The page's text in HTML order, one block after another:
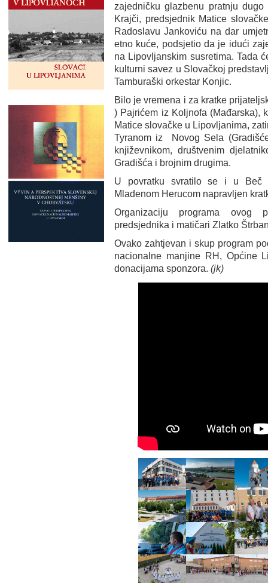
zajedničku glazbenu pratnju
Krajči, predsjednik Matice
Radoslavu Jankoviću na dar
etno kuće, podsjetio da je idući
na Lipovljanskim susretima. Tada
kulturni savez u Slovačkoj
Tamburaški orkestar Konjic.
Bilo je vremena i za kratke
) Pajrićem iz Koljnofa (Mađarska),
Matice slovačke u Lipovljanima,
Tyranom iz Novog Sela
književnikom, društvenim
Gradišća i brojnim drugima.
U povratku svratilo se i u Beč
Mladenom Herucom napravljen
Organizaciju programa ovog
predsjednika i matičari Zlatko
Ovako zahtjevan i skup program
nacionalne manjine RH, Općine
donacijama sponzora. (jk)